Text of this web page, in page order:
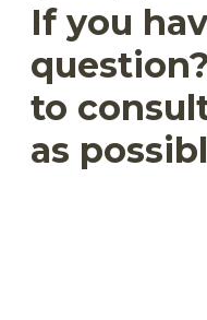
If you
to
as